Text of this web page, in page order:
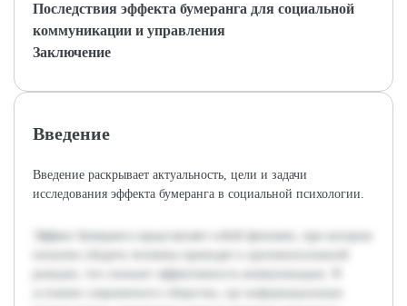
Последствия эффекта бумеранга для социальной
коммуникации и управления
Заключение
Введение
Введение раскрывает актуальность, цели и задачи
исследования эффекта бумеранга в социальной психологии.